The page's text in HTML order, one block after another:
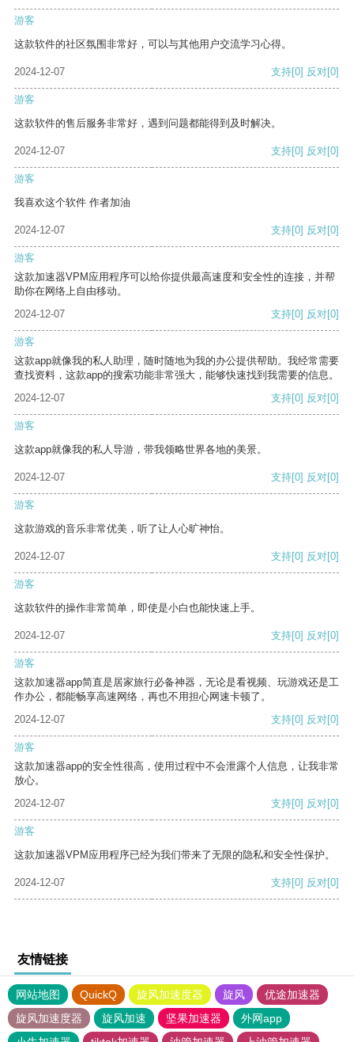
游客
这款软件的社区氛围非常好，可以与其他用户交流学习心得。
2024-12-07 支持[0] 反对[0]
游客
这款软件的售后服务非常好，遇到问题都能得到及时解决。
2024-12-07 支持[0] 反对[0]
游客
我喜欢这个软件 作者加油
2024-12-07 支持[0] 反对[0]
游客
这款加速器VPM应用程序可以给你提供最高速度和安全性的连接，并帮
助你在网络上自由移动。
2024-12-07
支持[0] 反对[0]
游客
这款app就像我的私人助理，随时随地为我的办公提供帮助。我经常需要
查找资料，这款app的搜索功能非常强大，能够快速找到我需要的信息。
2024-12-07
支持[0] 反对[0]
游客
这款app就像我的私人导游，带我领略世界各地的美景。
2024-12-07 支持[0] 反对[0]
游客
这款游戏的音乐非常优美，听了让人心旷神怡。
2024-12-07 支持[0] 反对[0]
游客
这款软件的操作非常简单，即使是小白也能快速上手。
2024-12-07 支持[0] 反对[0]
游客
这款加速器app简直是居家旅行必备神器，无论是看视频、玩游戏还是工
作办公，都能畅享高速网络，再也不用担心网速卡顿了。
2024-12-07
支持[0] 反对[0]
游客
这款加速器app的安全性很高，使用过程中不会泄露个人信息，让我非常
放心。
2024-12-07
支持[0] 反对[0]
游客
这款加速器VPM应用程序已经为我们带来了无限的隐私和安全性保护。
2024-12-07 支持[0] 反对[0]
友情链接
网站地图 QuickQ 旋风加速度器 旋风
优途加速器
旋风加速度器
旋风加速 坚果加速器
外网app